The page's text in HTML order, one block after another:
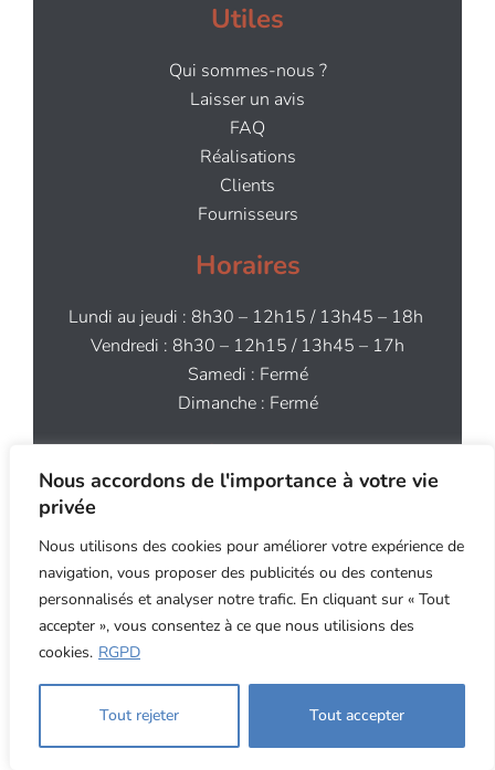
Nous accordons de l'importance à votre vie
privée
Nous utilisons des cookies pour améliorer votre expérience de
navigation, vous proposer des publicités ou des contenus
personnalisés et analyser notre trafic. En cliquant sur « Tout
accepter », vous consentez à ce que nous utilisions des
cookies. RGPD
Tout rejeter Tout accepter
Utiles
Qui sommes-nous ?
Laisser un avis
FAQ
Réalisations
Clients
Fournisseurs
Horaires
Lundi au jeudi : 8h30 – 12h15 / 13h45 – 18h
Vendredi : 8h30 – 12h15 / 13h45 – 17h
Samedi : Fermé
Dimanche : Fermé
Contact
Copyright ©2026 An Oriant Sols - Site internet
réalisé par MT Studio
RGPDMentions légalesPlan du site
29 avis sur les Pages Jaunes